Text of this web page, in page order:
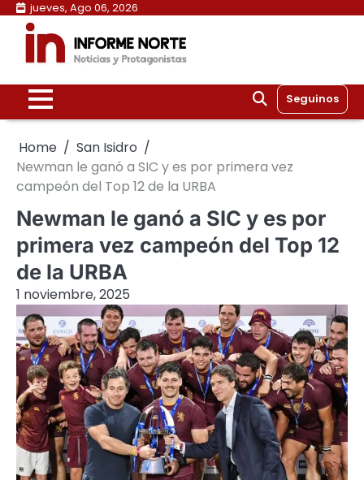
Skip
content
jueves, Ago 06, 2026
Seguinos
Home
San Isidro
Newman le ganó a SIC y es por primera vez
campeón del Top 12 de la URBA
Newman le ganó a SIC y es por
primera vez campeón del Top 12
de la URBA
1 noviembre, 2025